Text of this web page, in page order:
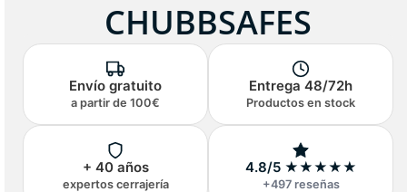
CHUBBSAFES
Envío gratuito
a partir de 100€
Entrega 48/72h
Productos en stock
+ 40 años
expertos cerrajería
4.8/5 ★★★★★
+497 reseñas